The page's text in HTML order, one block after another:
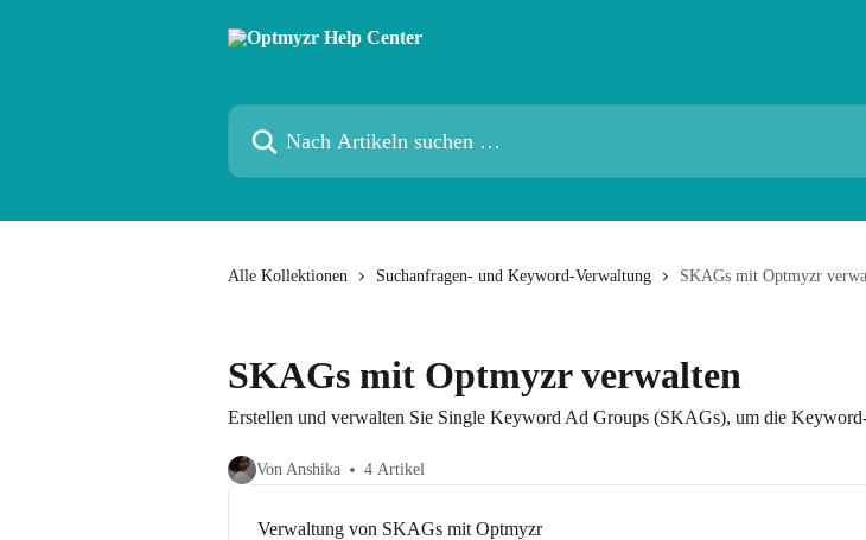
Nach Artikeln suchen …
Alle Kollektionen Suchanfragen- und Keyword-Verwaltung SKAGs mit Optmyzr
SKAGs mit Optmyzr verwalten
Erstellen und verwalten Sie Single Keyword Ad Groups (SKAGs), um die
Von Anshika 4 Artikel
Verwaltung von SKAGs mit Optmyzr